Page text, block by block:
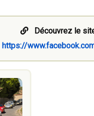
Découvrez le
https://